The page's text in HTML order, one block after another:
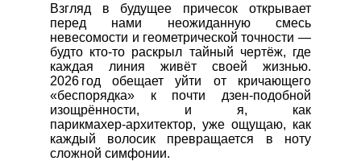
Взгляд в будущее причесок открывает
перед нами неожиданную смесь
невесомости и геометрической точности —
будто кто‑то раскрыл тайный чертёж, где
каждая линия живёт своей жизнью.
2026 год обещает уйти от кричающего
«беспорядка» к почти дзен‑подобной
изощрённости, и я, как
парикмахер‑архитектор, уже ощущаю, как
каждый волосик превращается в ноту
сложной симфонии.